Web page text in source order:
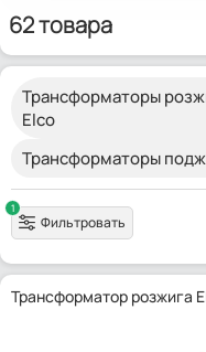
62 товара
Трансформаторы
Elco
Трансформаторы
1
Фильтровать
Трансформатор розжига